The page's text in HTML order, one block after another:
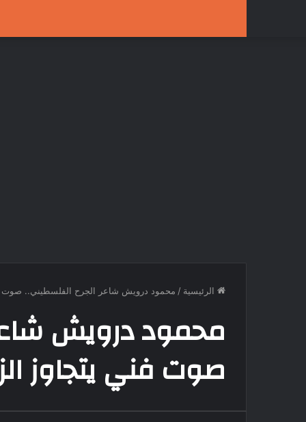
الرئيسية / محمود درويش شاعر الجرح الفلسطيني.. صوت
محمود درويش
صوت فني يتجاوز